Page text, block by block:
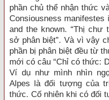
phần chủ thể nhận thức
Consiousness
and the known. “Thị chư
sở phân biệt”. Và vì vậy
phần bị phân biệt đều từ
mới có câu “Chỉ có thức:
Ví dụ như mình nhìn
Alpes là đối tượng của
thức. Cố nhiên khi có đối